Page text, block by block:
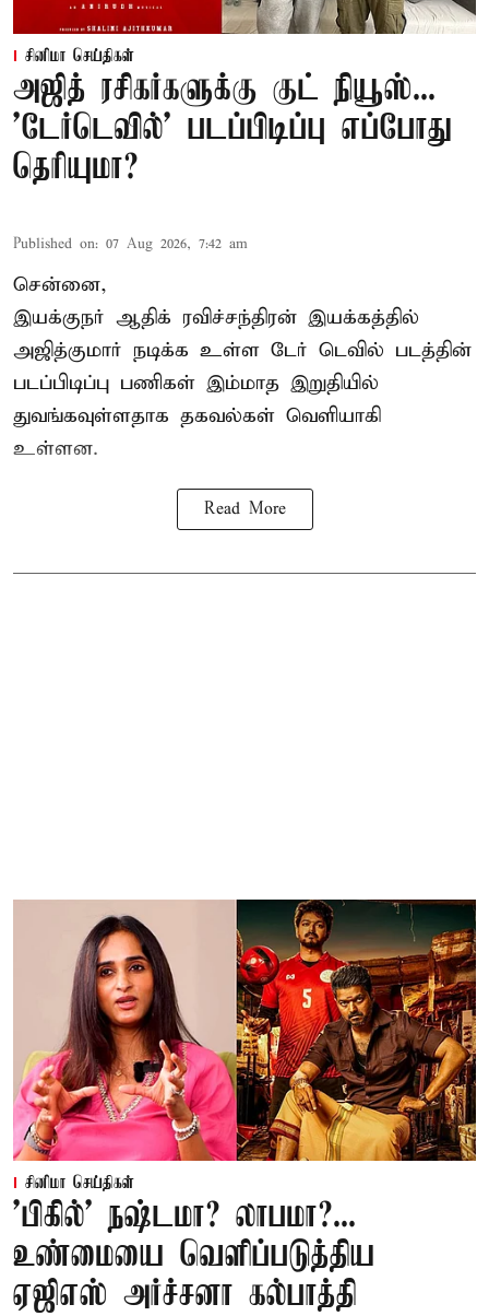
சினிமா செய்திகள்
அஜித் ரசிகர்களுக்கு குட் நியூஸ்...
'டேர்டெவில்' படப்பிடிப்பு எப்போது
தெரியுமா?
Published on: 07 Aug 2026, 7:42 am
சென்னை,
இயக்குநர் ஆதிக் ரவிச்சந்திரன் இயக்கத்தில்
அஜித்குமார் நடிக்க உள்ள டேர் டெவில் படத்தின்
படப்பிடிப்பு பணிகள் இம்மாத இறுதியில்
துவங்கவுள்ளதாக தகவல்கள் வெளியாகி
உள்ளன.
Read More
சினிமா செய்திகள்
'பிகில்' நஷ்டமா? லாபமா?...
உண்மையை வெளிப்படுத்திய
ஏஜிஎஸ் அர்ச்சனா கல்பாத்தி